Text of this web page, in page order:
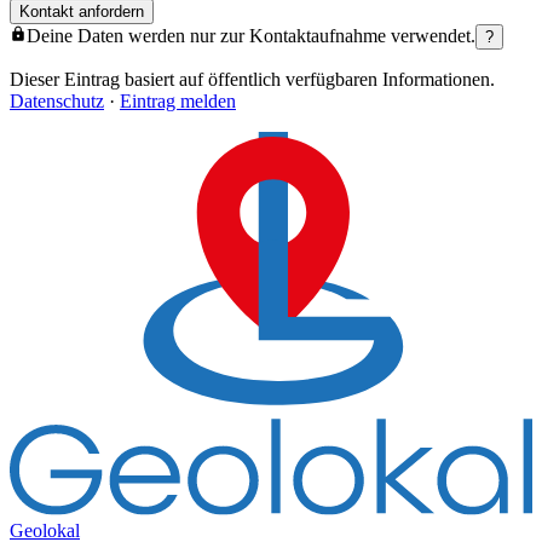
Kontakt anfordern
Deine Daten werden nur zur Kontaktaufnahme verwendet. ?
Dieser Eintrag basiert auf öffentlich verfügbaren Informationen.
Datenschutz · Eintrag melden
Geolokal